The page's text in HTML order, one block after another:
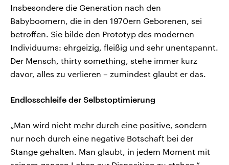
Insbesondere die Generation nach den
Babyboomern, die in den 1970ern Geborenen, sei
betroffen. Sie bilde den Prototyp des modernen
Individuums: ehrgeizig, fleißig und sehr unentspannt.
Der Mensch, thirty something, stehe immer kurz
davor, alles zu verlieren – zumindest glaubt er das.
Endlosschleife der Selbstoptimierung
„Man wird nicht mehr durch eine positive, sondern
nur noch durch eine negative Botschaft bei der
Stange gehalten. Man glaubt, in jedem Moment mit